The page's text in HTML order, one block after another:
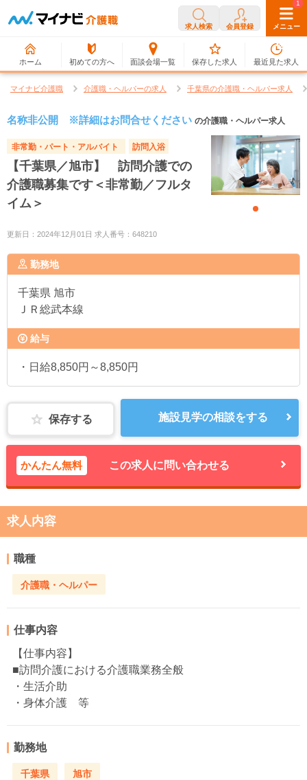
求人検索 会員登録 メニュー
ホーム 初めての方へ 面談会場一覧
0
保存した求人
1
最近見た求人
マイナビ介護職 介護職・ヘルパーの求人 千葉県の介護職・ヘルパー求人
名称非公開 ※詳細はお問合せください の介護職・ヘルパー求人
非常勤・パート・アルバイト 訪問入浴
【千葉県／旭市】 訪問介護での
介護職募集です＜非常勤／フルタ
イム＞
更新日：2024年12月01日 求人番号：648210
勤務地
千葉県 旭市
ＪＲ総武本線
給与
・日給8,850円～8,850円
保存する 施設見学の相談をする
かんたん無料 この求人に問い合わせる
求人内容
職種
介護職・ヘルパー
仕事内容
【仕事内容】
■訪問介護における介護職業務全般
・生活介助
・身体介護 等
勤務地
千葉県 旭市